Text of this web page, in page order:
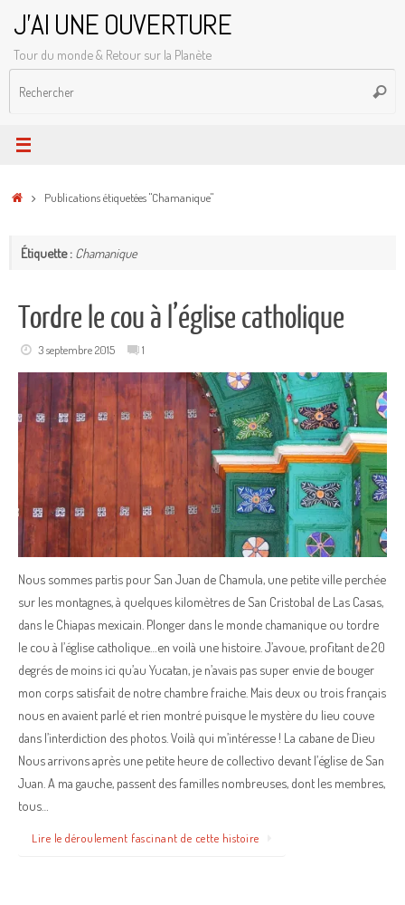
contenu
J'AI UNE OUVERTURE
Tour du monde & Retour sur la Planète
AccueilPublications étiquetées "Chamanique"
Étiquette : Chamanique
Tordre le cou à l’église catholique
3 septembre 2015 1
Nous sommes partis pour San Juan de Chamula, une petite ville perchée
sur les montagnes, à quelques kilomètres de San Cristobal de Las Casas,
dans le Chiapas mexicain. Plonger dans le monde chamanique ou tordre
le cou à l’église catholique…en voilà une histoire. J’avoue, profitant de 20
degrés de moins ici qu’au Yucatan, je n’avais pas super envie de bouger
mon corps satisfait de notre chambre fraiche. Mais deux ou trois français
nous en avaient parlé et rien montré puisque le mystère du lieu couve
dans l’interdiction des photos. Voilà qui m’intéresse ! La cabane de Dieu
Nous arrivons après une petite heure de collectivo devant l’église de San
Juan. A ma gauche, passent des familles nombreuses, dont les membres,
tous…
Lire le déroulement fascinant de cette histoire